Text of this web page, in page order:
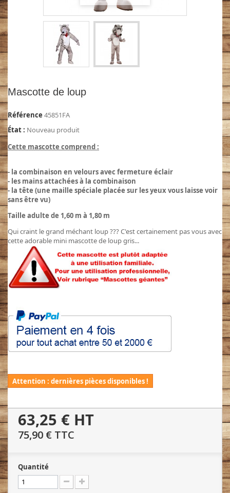
Mascotte de loup
Référence 45851FA
État : Nouveau produit
Cette mascotte comprend :
- la combinaison en velours avec fermeture éclair
- les mains attachées à la combinaison
- la tête (une maille spéciale placée sur les yeux vous laisse voir
sans être vu)
Taille adulte de 1,60 m à 1,80 m
Qui craint le grand méchant loup ??? C'est certainement pas vous avec
cette adorable mini mascotte de loup gris...
Attention : dernières pièces disponibles !
63,25 € HT
75,90 € TTC
Quantité